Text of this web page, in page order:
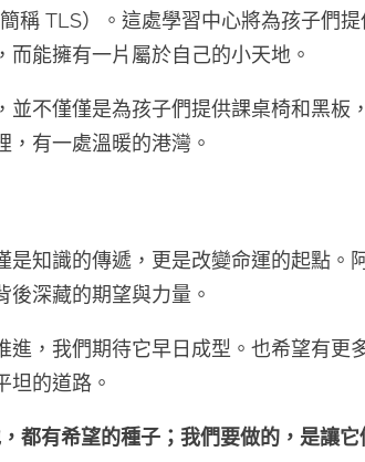
稱 TLS）。這處學習中心將為孩子們
而能擁有一片屬於自己的小天地。
並不僅僅是為孩子們提供課桌椅和黑板
，有一處溫暖的港灣。
是知識的傳遞，更是改變命運的起點。
後深藏的期望與力量。
進，我們期待它早日成型。也希望有更
坦的道路。
都有希望的種子；我們要做的，是讓它